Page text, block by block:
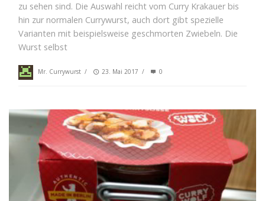
zu sehen sind. Die Auswahl reicht vom Curry Krakauer bis
hin zur normalen Currywurst, auch dort gibt spezielle
Varianten mit beispielsweise geschmorten Zwiebeln. Die
Wurst selbst
Mr. Currywurst / 23. Mai 2017 / 0